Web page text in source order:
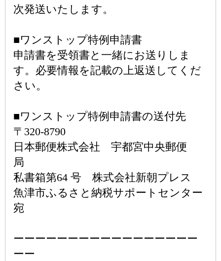
次発送いたします。
■ワンストップ特例申請書
申請書を受領書と一緒にお送りしま
す。必要情報を記載の上返送してくだ
さい。
■ワンストップ特例申請書の送付先
〒320-8790
日本郵便株式会社 宇都宮中央郵便
局
私書箱第64 号 株式会社新朝プレス
魚津市ふるさと納税サポートセンター
宛
ーーーーーーーーーーーーーーーーー
ーー